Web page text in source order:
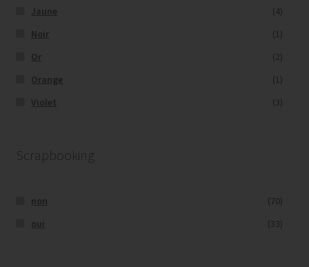
Jaune
(4)
Noir
(1)
Or
(2)
Orange
(1)
Violet
(3)
Scrapbooking
non
(70)
oui
(33)